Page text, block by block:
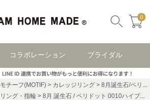
0
コラボレーション ブライダル
モチーフ(MOTIF) カレッジリング
8月誕生石/ペリドット0010ハイブリッドカレッジリングS/指輪
リング・指輪 8月 誕生石 / ペリドット 0010ハイブリッド カレッジリング S / 指輪